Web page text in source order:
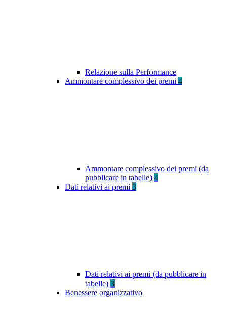
Relazione sulla Performance
Ammontare complessivo dei premi 4
Ammontare complessivo dei premi (da
pubblicare in tabelle) 4
Dati relativi ai premi 3
Dati relativi ai premi (da pubblicare in
tabelle) 3
Benessere organizzativo